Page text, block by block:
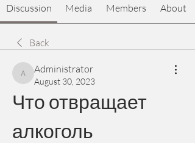
Discussion Media Members About
Back
Administrator
Administrator
August 30, 2023
Что отвращает
алкоголь